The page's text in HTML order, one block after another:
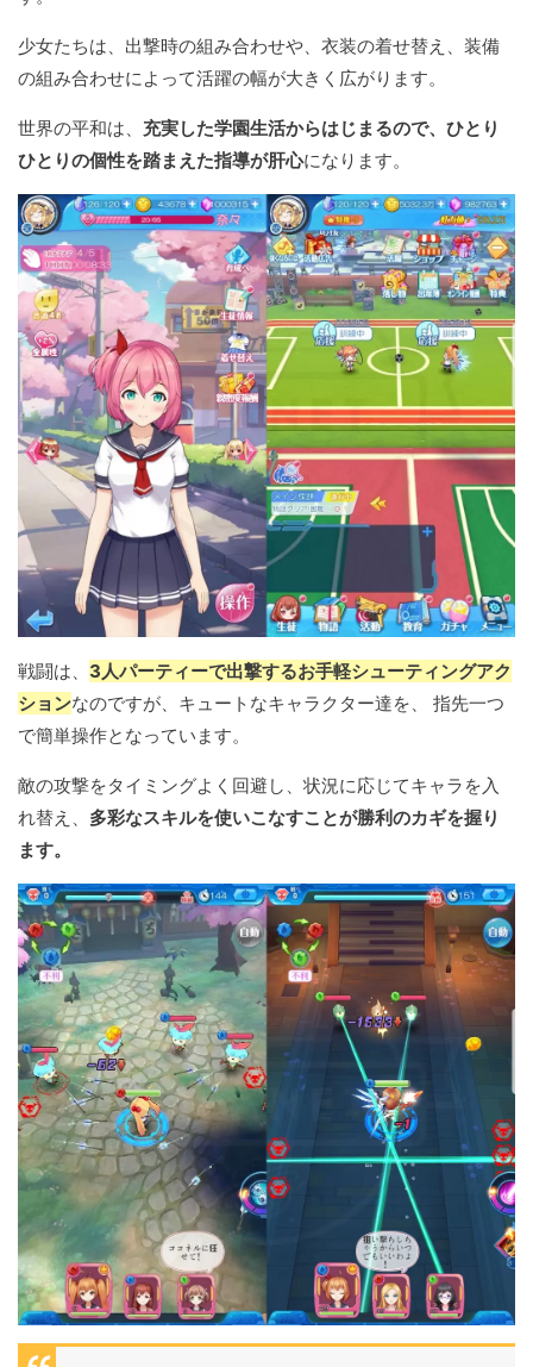
少女たちは、出撃時の組み合わせや、衣装の着せ替え、装備
の組み合わせによって活躍の幅が大きく広がります。
世界の平和は、 充実した学園生活からはじまるので、ひとり
ひとりの個性を踏まえた指導が肝心になります。
戦闘は、 3人パーティーで出撃するお手軽シューティングアク
ションなのですが、キュートなキャラクター達を、 指先一つ
で簡単操作となっています。
敵の攻撃をタイミングよく回避し、状況に応じてキャラを入
れ替え、 多彩なスキルを使いこなすことが勝利のカギを握り
ます。